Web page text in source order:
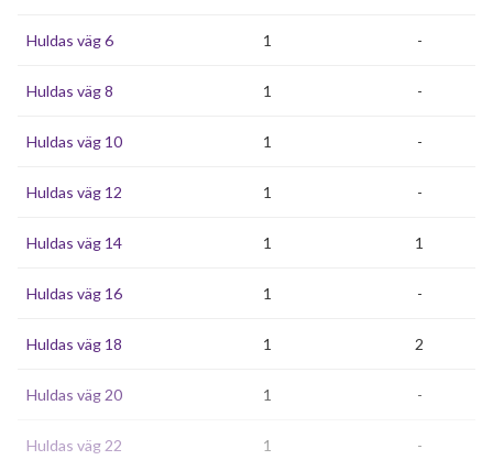
Huldas väg 6 1 -
Huldas väg 8 1 -
Huldas väg 10 1 -
Huldas väg 12 1 -
Huldas väg 14 1 1
Huldas väg 16 1 -
Huldas väg 18 1 2
Huldas väg 20 1 -
Huldas väg 22 1 -